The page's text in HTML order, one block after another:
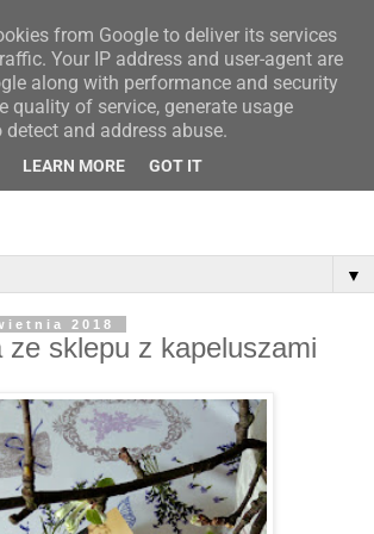
▼
2018
ze sklepu z kapeluszami
from Google to deliver its services
Your IP address and user-agent are
along with performance and security
quality of service, generate usage
and address abuse.
LEARN MORE GOT IT